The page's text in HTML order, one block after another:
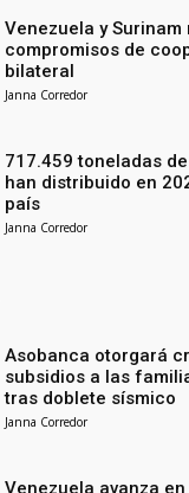
Venezuela y
compromisos de
bilateral
Janna Corredor
717.459 toneladas
han distribuido en
país
Janna Corredor
Asobanca otorgará
subsidios a las
tras doblete sísmico
Janna Corredor
Venezuela avanza